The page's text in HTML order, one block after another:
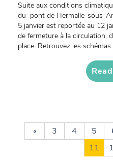
Suite aux conditions
du pont de Hermalle-sous-
5 janvier est reportée au 12
de fermeture à la circulation,
place. Retrouvez les
« 3 4 5
11